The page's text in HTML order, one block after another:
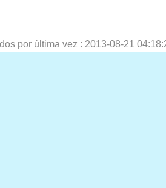
por última vez : 2013-08-21